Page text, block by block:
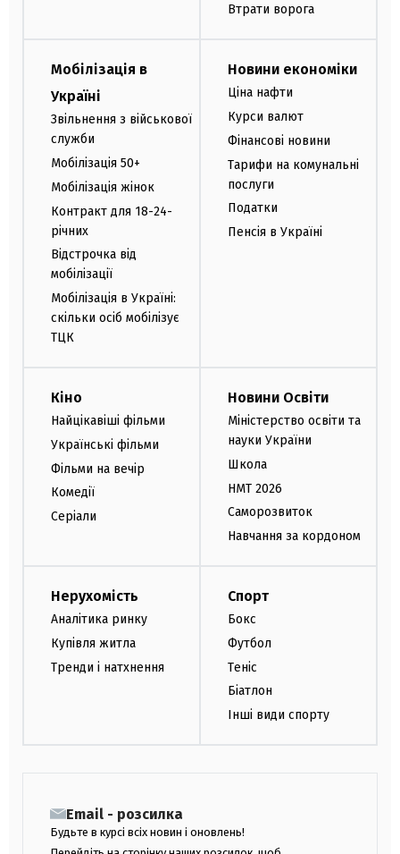
Втрати ворога
Мобілізація в
Україні
Звільнення з військової
служби
Мобілізація 50+
Мобілізація жінок
Контракт для 18-24-
річних
Відстрочка від
мобілізації
Мобілізація в Україні:
скільки осіб мобілізує
ТЦК
Новини економіки
Ціна нафти
Курси валют
Фінансові новини
Тарифи на комунальні
послуги
Податки
Пенсія в Україні
Кіно
Найцікавіші фільми
Українські фільми
Фільми на вечір
Комедії
Серіали
Новини Освіти
Міністерство освіти та
науки України
Школа
НМТ 2026
Саморозвиток
Навчання за кордоном
Нерухомість
Аналітика ринку
Купівля житла
Тренди і натхнення
Спорт
Бокс
Футбол
Теніс
Біатлон
Інші види спорту
Email - розсилка
Будьте в курсі всіх новин і оновлень!